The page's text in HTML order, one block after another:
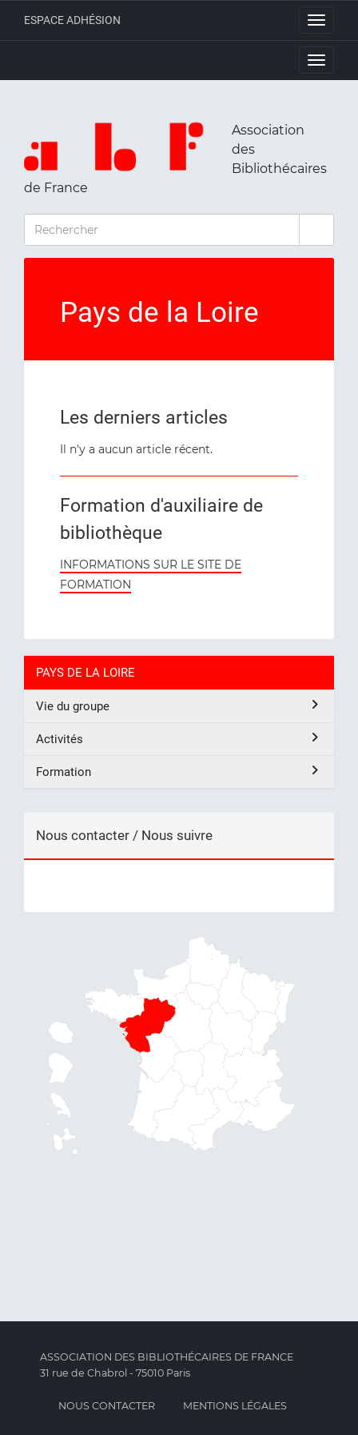
Toggle
ESPACE ADHÉSION
Toggle
Association
des
Bibliothécaires
de France
RECHERCHER
Pays de la Loire
Les derniers articles
Il n'y a aucun article récent.
Formation d'auxiliaire de
bibliothèque
INFORMATIONS SUR LE SITE DE
FORMATION
PAYS DE LA LOIRE
Vie du groupe
Activités
Formation
Nous contacter / Nous suivre
ASSOCIATION DES BIBLIOTHÉCAIRES DE FRANCE
31 rue de Chabrol - 75010 Paris
NOUS CONTACTER MENTIONS LÉGALES